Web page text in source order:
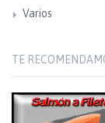
Varios
TE